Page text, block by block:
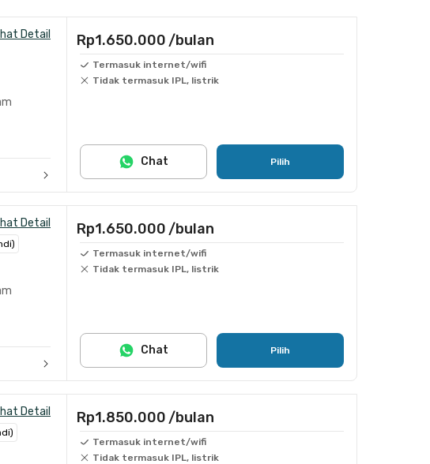
Detail Rp1.650.000 /bulan
Termasuk internet/wifi
Tidak termasuk IPL, listrik
Pilih
Chat
Detail Rp1.650.000 /bulan
Termasuk internet/wifi
Tidak termasuk IPL, listrik
Pilih
Chat
Detail Rp1.850.000 /bulan
Termasuk internet/wifi
Tidak termasuk IPL, listrik